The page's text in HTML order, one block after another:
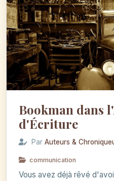
Bookman dans
d'Écriture
Par Auteurs &
communication
Vous avez déjà rêvé